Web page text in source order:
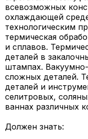
всевозможных
охлаждающей
технологическим
термическая
и сплавов.
деталей в
штампах.
сложных деталей.
деталей и
селитровых,
ваннах различных
Должен знать: